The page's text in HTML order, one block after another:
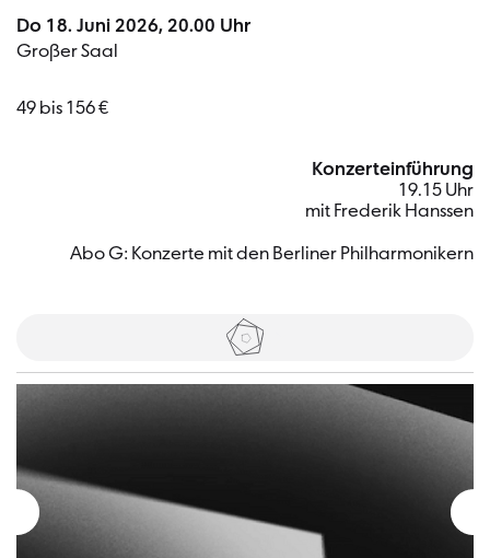
Do 18. Juni 2026, 20.00 Uhr
Großer Saal
49 bis 156 €
Konzerteinführung
19.15 Uhr
mit Frederik Hanssen
Abo G: Konzerte mit den Berliner Philharmonikern
Tickets